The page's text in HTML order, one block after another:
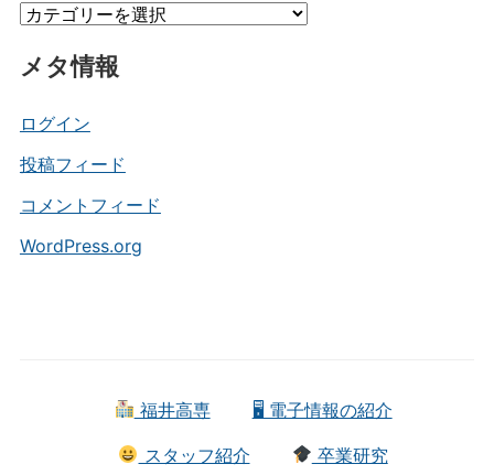
ブ
カ
ゴ
ー
メタ情報
ログイン
投稿フィード
コメントフィード
WordPress.org
福井高専 🖥 電子情報の紹介
スタッフ紹介 卒業研究